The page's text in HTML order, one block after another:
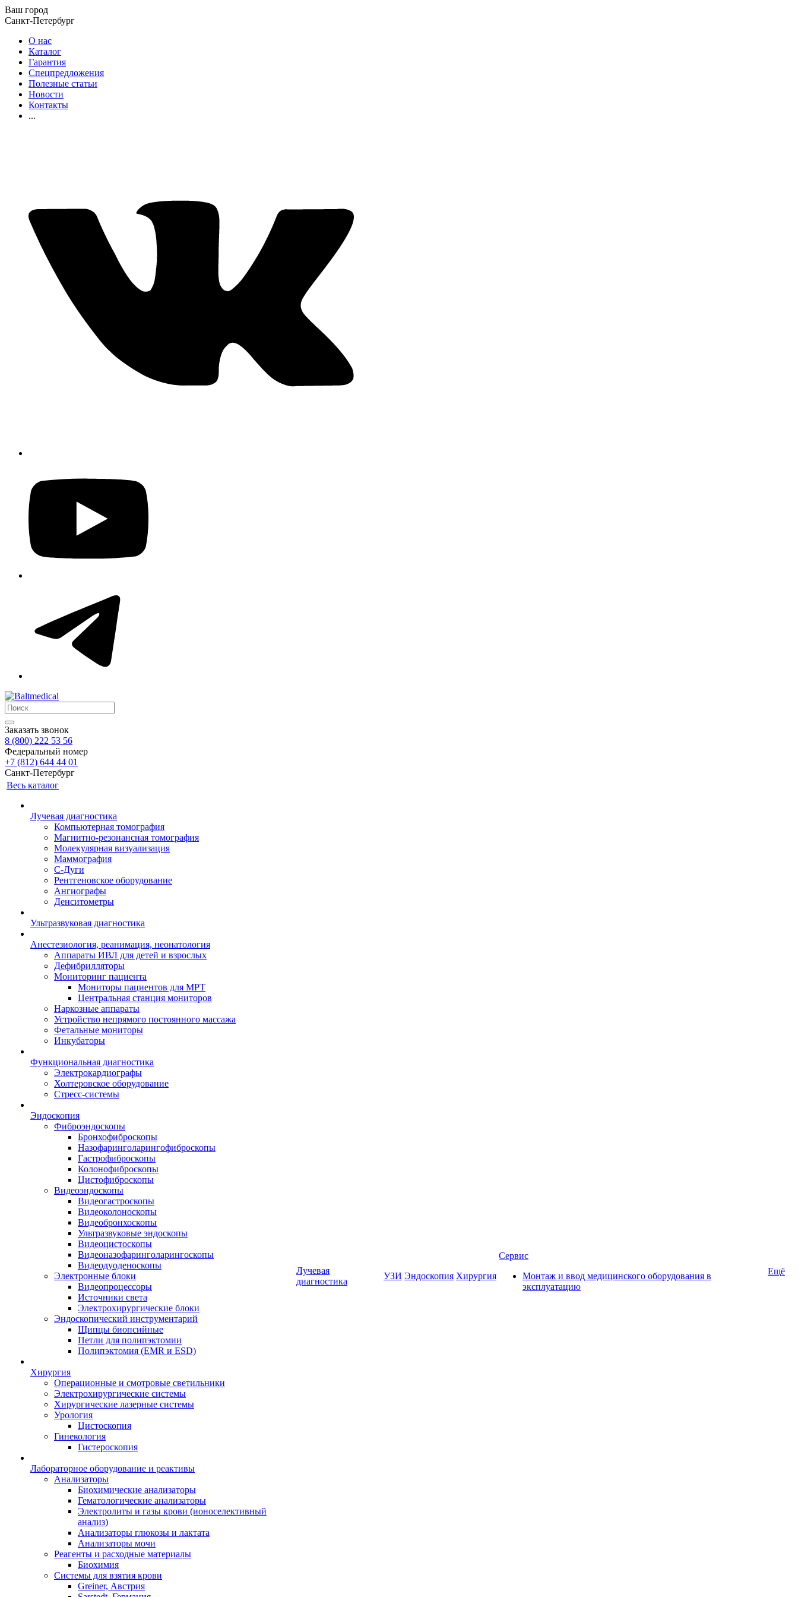
Ваш город
Санкт-Петербург
О нас
Каталог
Гарантия
Спецпредложения
Полезные статьи
Новости
Контакты
...
Заказать звонок
8 (800) 222 53 56
Федеральный номер
+7 (812) 644 44 01
Санкт-Петербург
Весь каталог
Лучевая диагностика
Компьютерная томография
Магнитно-резонансная томография
Молекулярная визуализация
Маммография
С-Дуги
Рентгеновское оборудование
Ангиографы
Денситометры
Ультразвуковая диагностика
Анестезиология, реанимация, неонатология
Аппараты ИВЛ для детей и взрослых
Дефибрилляторы
Мониторинг пациента
Мониторы пациентов для МРТ
Центральная станция мониторов
Наркозные аппараты
Устройство непрямого постоянного массажа
Фетальные мониторы
Инкубаторы
Функциональная диагностика
Электрокардиографы
Холтеровское оборудование
Стресс-системы
Эндоскопия
Фиброэндоскопы
Бронхофиброскопы
Назофаринголарингофиброскопы
Гастрофиброскопы
Колонофиброскопы
Цистофиброскопы
Видеоэндоскопы
Видеогастроскопы
Видеоколоноскопы
Видеобронхоскопы
Ультразвуковые эндоскопы
Видеоцистоскопы
Видеоназофаринголарингоскопы
Видеодуоденоскопы
Электронные блоки
Видеопроцессоры
Источники света
Электрохирургические блоки
Эндоскопический инструментарий
Щипцы биопсийные
Петли для полипэктомии
Полипэктомия (EMR и ESD)
Хирургия
Операционные и смотровые светильники
Электрохирургические системы
Хирургические лазерные системы
Урология
Цистоскопия
Гинекология
Гистероскопия
Лабораторное оборудование и реактивы
Анализаторы
Биохимические анализаторы
Гематологические анализаторы
Электролиты и газы крови (ионоселективный
анализ)
Анализаторы глюкозы и лактата
Анализаторы мочи
Реагенты и расходные материалы
Биохимия
Системы для взятия крови
Greiner, Австрия
Лучевая
диагностика
УЗИ Эндоскопия Хирургия
Сервис
Монтаж и ввод медицинского оборудования в
эксплуатацию
Ещё